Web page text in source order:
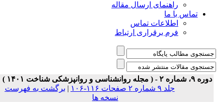
راهنمای ارسال مقاله
تماس با ما
اطلاعات تماس
فرم برقراری ارتباط
شماره ۲ - ( مجله روانشناسی و روانپزشکی شناخت ۱۴۰۱ )
جلد ۹ شماره ۲ صفحات ۱۱۶-۱۰۶
| برگشت به فهرست
نسخه ها